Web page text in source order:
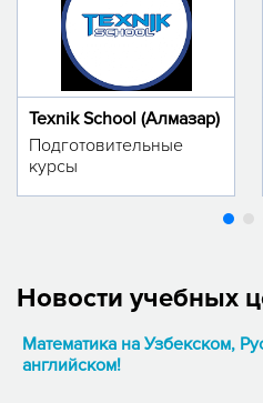
Texnik School (Алмазар)
Подготовительные
курсы
Новости учебных
Математика на Узбекском,
английском!